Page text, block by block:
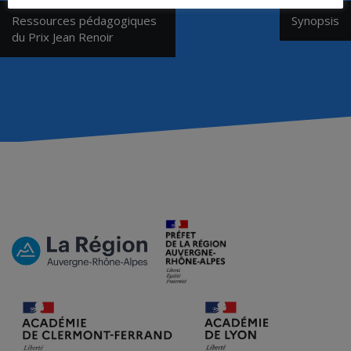
Navigation
de
l’article
Ressources pédagogiques
du Prix Jean Renoir
Synopsis